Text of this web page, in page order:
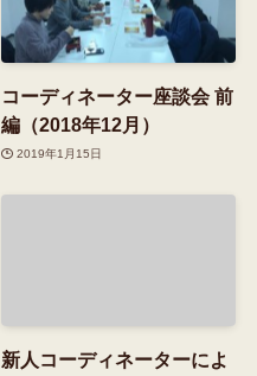
コーディネーター座談会 前
編（2018年12月）
2019年1月15日
新人コーディネーターによ